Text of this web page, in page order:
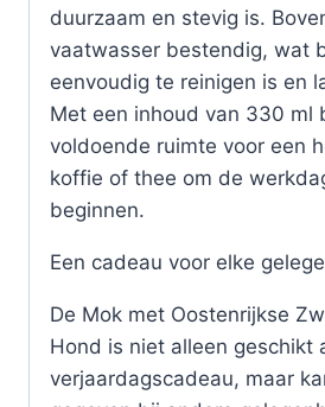
duurzaam en stevig is.
vaatwasser bestendig, wat
eenvoudig te reinigen is en
Met een inhoud van 330 ml
voldoende ruimte voor een
koffie of thee om de
beginnen.
Een cadeau voor elke
De Mok met Oostenrijkse
Hond is niet alleen geschikt
verjaardagscadeau, maar